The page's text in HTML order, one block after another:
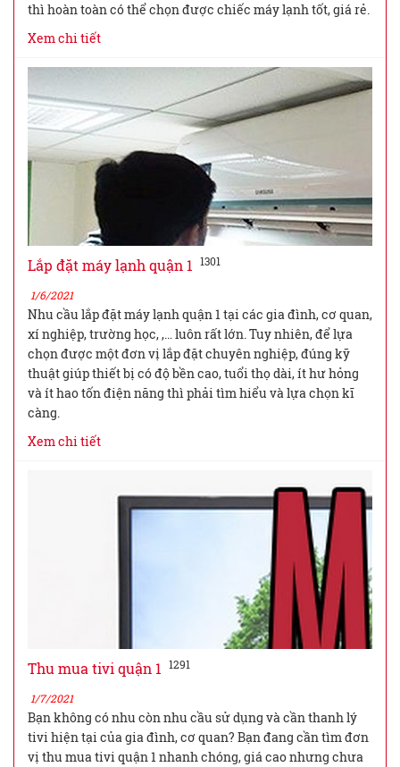
thì hoàn toàn có thể chọn được chiếc máy lạnh tốt, giá rẻ.
Xem chi tiết
Lắp đặt máy lạnh quận 1 1301
1/6/2021
Nhu cầu lắp đặt máy lạnh quận 1 tại các gia đình, cơ quan,
xí nghiệp, trường học, ,… luôn rất lớn. Tuy nhiên, để lựa
chọn được một đơn vị lắp đặt chuyên nghiệp, đúng kỹ
thuật giúp thiết bị có độ bền cao, tuổi thọ dài, ít hư hỏng
và ít hao tốn điện năng thì phải tìm hiểu và lựa chọn kĩ
càng.
Xem chi tiết
Thu mua tivi quận 1 1291
1/7/2021
Bạn không có nhu còn nhu cầu sử dụng và cần thanh lý
tivi hiện tại của gia đình, cơ quan? Bạn đang cần tìm đơn
vị thu mua tivi quận 1 nhanh chóng, giá cao nhưng chưa